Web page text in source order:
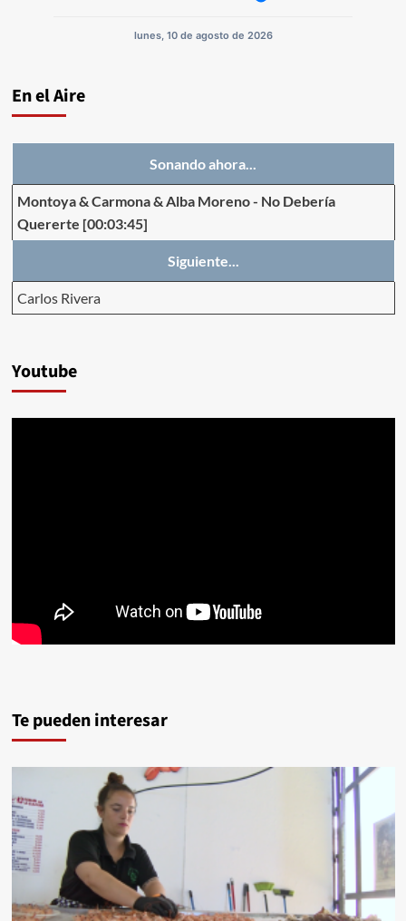
lunes, 10 de agosto de 2026
En el Aire
Sonando ahora...
Montoya & Carmona & Alba Moreno- No Debería
Quererte [00:03:45]
Siguiente...
Carlos Rivera
Youtube
Te pueden interesar